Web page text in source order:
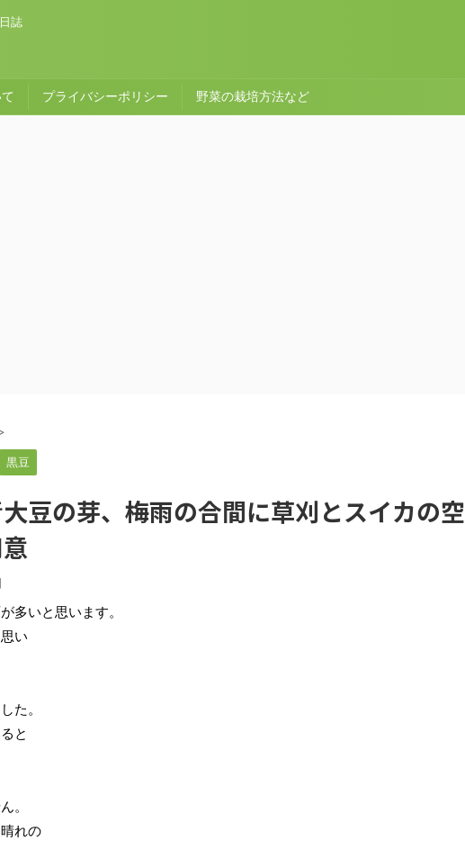
誌
プライバシーポリシー 野菜の栽培方法など
黒豆
豆の芽、梅雨の合間に草刈とスイカの空
多いと思います。
い
た。
と
。
れの